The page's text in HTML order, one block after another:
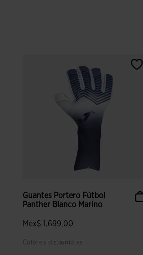
Guantes Portero Fútbol
Panther Blanco Marino
Mex$ 1.699,00
Colores disponibles